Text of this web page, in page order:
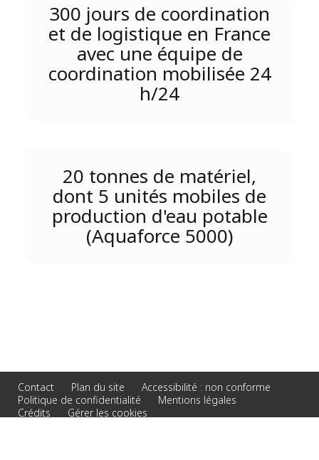
300 jours de coordination
et de logistique en France
avec une équipe de
coordination mobilisée 24
h/24
20 tonnes de matériel,
dont 5 unités mobiles de
production d'eau potable
(Aquaforce 5000)
Contact Plan du site
Accessibilité : non conforme
Politique de confidentialité
Mentions légales
Crédits
Gérer les cookies